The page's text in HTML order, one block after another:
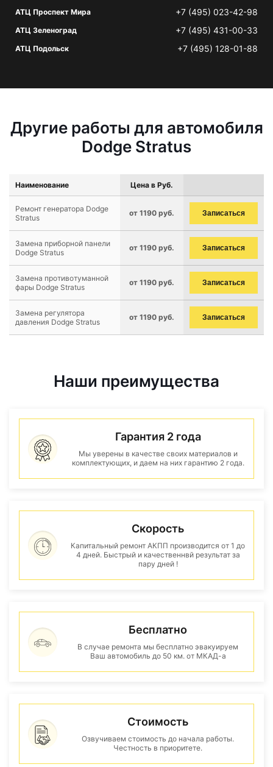
АТЦ Проспект Мира +7 (495) 023-42-98
АТЦ Зеленоград +7 (495) 431-00-33
АТЦ Подольск +7 (495) 128-01-88
Другие работы для автомобиля
Dodge Stratus
Наименование Цена в Руб.
Ремонт генератора Dodge
Stratus
от 1190 руб. Записаться
Замена приборной панели
Dodge Stratus
от 1190 руб. Записаться
Замена противотуманной
фары Dodge Stratus
от 1190 руб. Записаться
Замена регулятора
давления Dodge Stratus
от 1190 руб. Записаться
Наши преимущества
Гарантия 2 года
Мы уверены в качестве своих материалов и
комплектующих, и даем на них гарантию 2 года.
Скорость
Капитальный ремонт АКПП производится от 1 до
4 дней. Быстрый и качественнвй результат за
пару дней !
Бесплатно
В случае ремонта мы бесплатно эвакуируем
Ваш автомобиль до 50 км. от МКАД-а
Стоимость
Озвучиваем стоимость до начала работы.
Честность в приоритете.